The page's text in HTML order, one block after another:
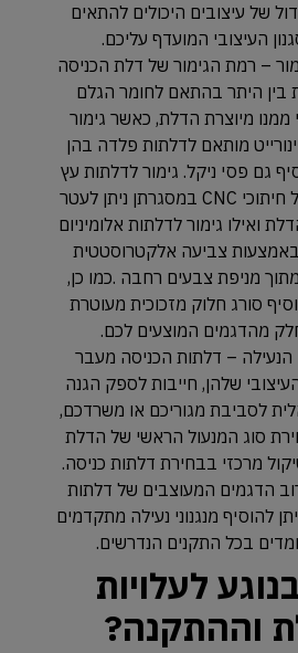
של עיצובים היכולים להתאים
העיצובי המועדף עליכם.
– רמת הגימור של דלת הכניסה
בין היתר בהתאם לחומר הגלם
ממנו מיוצרת הדלת, כאשר גימור
מותאם לדלתות פלדה בהן
גם פסי ניקל. גימור לדלתות עץ
מלא כולל חיתוכי CNC במסגרתן ניתן לעטר
ואילו גימור לדלתות אלומיניום
צביעה אלקטרוסטטית
מניפת צבעים רחבה .כמו כן,
סורג חלוק מזכוכית מעוטרת
מהדגמים המוצעים לכם.
הנעילה – דלתות הכניסה מעבר
שלהן, חייבות לספק הגנה
לסביבת מגוריכם או משרדכם,
סוג המנעול הראשי של הדלת
מרכזי בבחירת דלתות כניסה.
הדגמים המעוצבים של דלתות
להוסיף מנגנוני נעילה מתקדמים
בכל התקנים הנדרשים.
לעלויות
וההתקנה?